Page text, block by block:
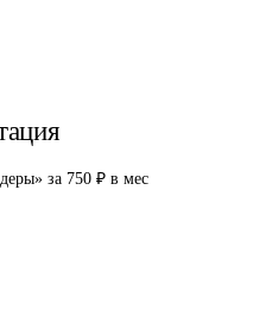
за 750 ₽ в мес